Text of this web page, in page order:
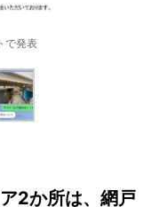
で発表
2か所は、網戸